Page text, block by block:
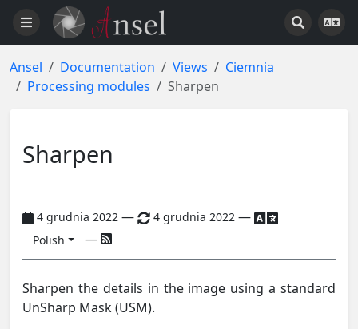
Ansel Documentation Views
Ciemnia
Processing modules
Sharpen
Sharpen
4 grudnia 2022 — 4 grudnia 2022 —
Polish —
Sharpen the details in the image using a standard
UnSharp Mask (USM).